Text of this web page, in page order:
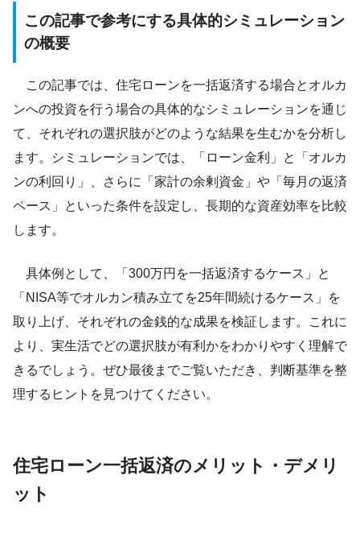
この記事で参考にする具体的シミュレーション
の概要
この記事では、住宅ローンを一括返済する場合とオルカ
ンへの投資を行う場合の具体的なシミュレーションを通じ
て、それぞれの選択肢がどのような結果を生むかを分析し
ます。シミュレーションでは、「ローン金利」と「オルカ
ンの利回り」、さらに「家計の余剰資金」や「毎月の返済
ペース」といった条件を設定し、長期的な資産効率を比較
します。
具体例として、「300万円を一括返済するケース」と
「NISA等でオルカン積み立てを25年間続けるケース」を
取り上げ、それぞれの金銭的な成果を検証します。これに
より、実生活でどの選択肢が有利かをわかりやすく理解で
きるでしょう。ぜひ最後までご覧いただき、判断基準を整
理するヒントを見つけてください。
住宅ローン一括返済のメリット・デメリ
ット